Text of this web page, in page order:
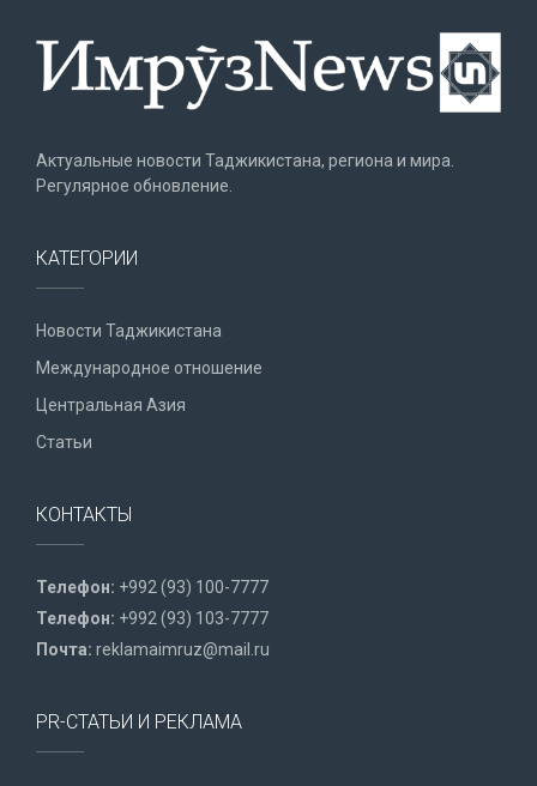
Актуальные новости Таджикистана, региона и мира.
Регулярное обновление.
КАТЕГОРИИ
Новости Таджикистана
Международное отношение
Центральная Азия
Статьи
КОНТАКТЫ
Телефон: +992 (93) 100-7777
Телефон: +992 (93) 103-7777
Почта: reklamaimruz@mail.ru
PR-СТАТЬИ И РЕКЛАМА